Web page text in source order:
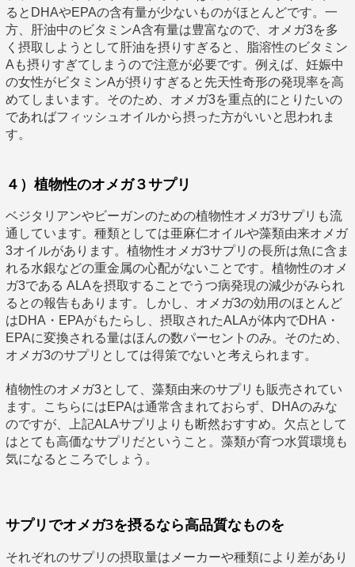
るとDHAやEPAの含有量が少ないものがほとんどです。一
方、肝油中のビタミンA含有量は豊富なので、オメガ3を多
く摂取しようとして肝油を摂りすぎると、脂溶性のビタミン
Aも摂りすぎてしまうので注意が必要です。例えば、妊娠中
の女性がビタミンAが摂りすぎると先天性奇形の発現率を高
めてしまいます。そのため、オメガ3を重点的にとりたいの
であればフィッシュオイルから摂った方がいいと思われま
す。
４）植物性のオメガ３サプリ
ベジタリアンやビーガンのための植物性オメガ3サプリも流
通しています。種類としては亜麻仁オイルや藻類由来オメガ
3オイルがあります。植物性オメガ3サプリの長所は魚に含ま
れる水銀などの重金属の心配がないことです。植物性のオメ
ガ3である ALAを摂取することでうつ病発現の減少がみられ
るとの報告もあります。しかし、オメガ3の効用のほとんど
はDHA・EPAがもたらし、摂取されたALAが体内でDHA・
EPAに変換される量はほんの数パーセントのみ。そのため、
オメガ3のサプリとしては得策でないと考えられます。
植物性のオメガ3として、藻類由来のサプリも販売されてい
ます。こちらにはEPAは通常含まれておらず、DHAのみな
のですが、上記ALAサプリよりも断然おすすめ。欠点として
はとても高価なサプリだということ。藻類が育つ水質環境も
気になるところでしょう。
サプリでオメガ3を摂るなら高品質なものを
それぞれのサプリの摂取量はメーカーや種類により差があり